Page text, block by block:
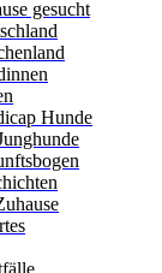
gesucht
Hunde